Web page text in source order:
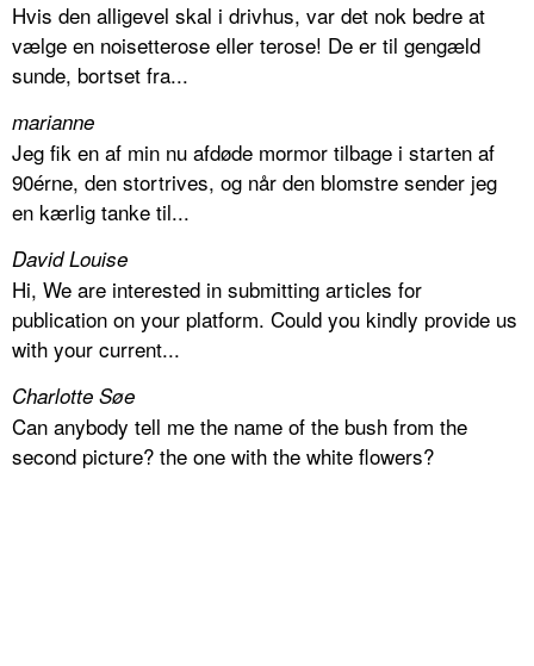
Hvis den alligevel skal i drivhus, var det nok bedre at
vælge en noisetterose eller terose! De er til gengæld
sunde, bortset fra...
marianne
Jeg fik en af min nu afdøde mormor tilbage i starten af
90érne, den stortrives, og når den blomstre sender jeg
en kærlig tanke til...
David Louise
Hi, We are interested in submitting articles for
publication on your platform. Could you kindly provide us
with your current...
Charlotte Søe
Can anybody tell me the name of the bush from the
second picture? the one with the white flowers?